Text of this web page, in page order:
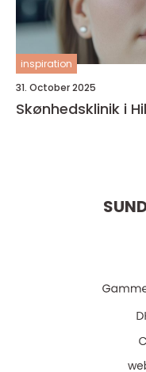
inspiration
31. October 2025
Skønhedsklinik i